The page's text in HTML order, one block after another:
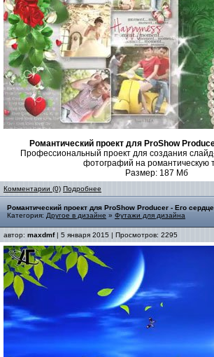
Романтический проект для ProShow
Профессиональный проект для создания
фотографий на романтическую
Размер: 187 Мб
Комментарии (0) Подробнее
Романтический проект для ProShow Producer - Его
Категория: Другое в дизайне » Футажи для дизайна
автор: maxdmf| 5 января 2015 | Просмотров: 2295